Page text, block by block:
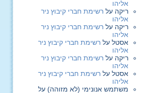
אליהו
ריקה על רשימת חברי קיבוץ ניר
אליהו
ריקה על רשימת חברי קיבוץ ניר
אליהו
אסטל על רשימת חברי קיבוץ ניר
אליהו
ריקה על רשימת חברי קיבוץ ניר
אליהו
אסטל על רשימת חברי קיבוץ ניר
אליהו
משתמש אנונימי (לא מזוהה) על